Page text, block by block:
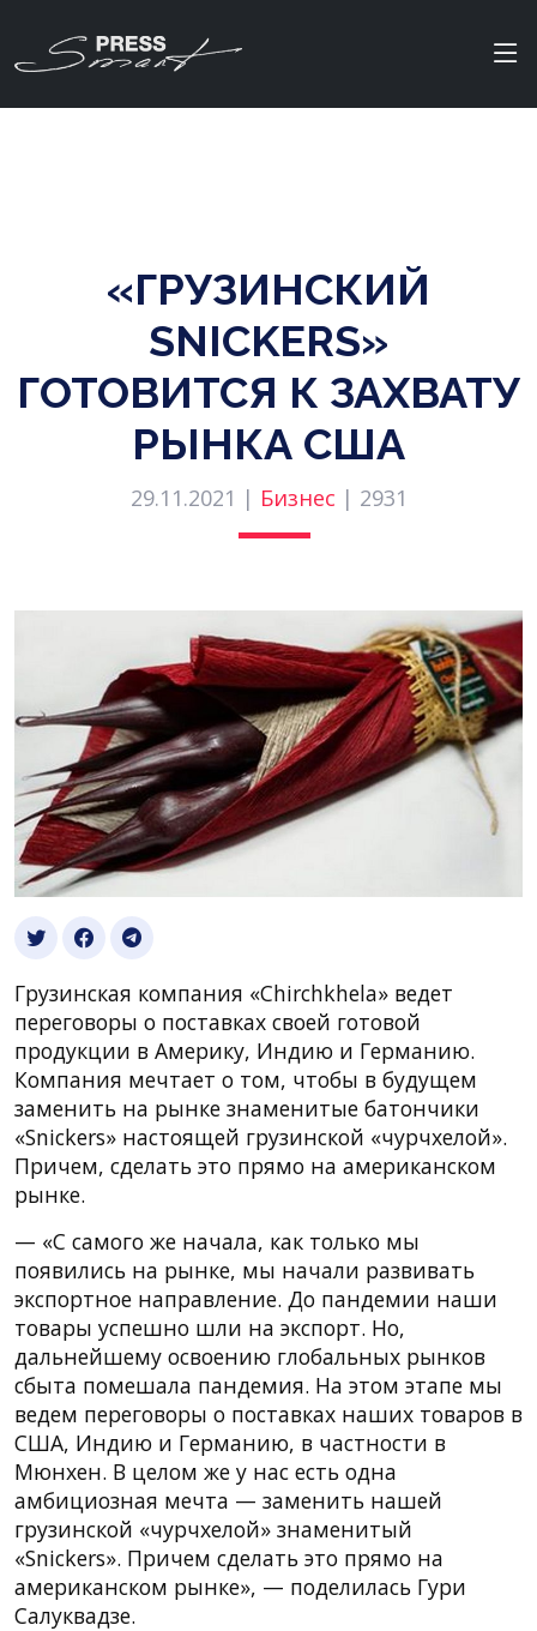
«ГРУЗИНСКИЙ
SNICKERS»
ГОТОВИТСЯ К ЗАХВАТУ
РЫНКА США
29.11.2021 | Бизнес | 2931
Грузинская компания «Chirchkhela» ведет
переговоры о поставках своей готовой
продукции в Америку, Индию и Германию.
Компания мечтает о том, чтобы в будущем
заменить на рынке знаменитые батончики
«Snickers» настоящей грузинской «чурчхелой».
Причем, сделать это прямо на американском
рынке.
— «С самого же начала, как только мы
появились на рынке, мы начали развивать
экспортное направление. До пандемии наши
товары успешно шли на экспорт. Но,
дальнейшему освоению глобальных рынков
сбыта помешала пандемия. На этом этапе мы
ведем переговоры о поставках наших товаров в
США, Индию и Германию, в частности в
Мюнхен. В целом же у нас есть одна
амбициозная мечта — заменить нашей
грузинской «чурчхелой» знаменитый
«Snickers». Причем сделать это прямо на
американском рынке», — поделилась Гури
Салуквадзе.